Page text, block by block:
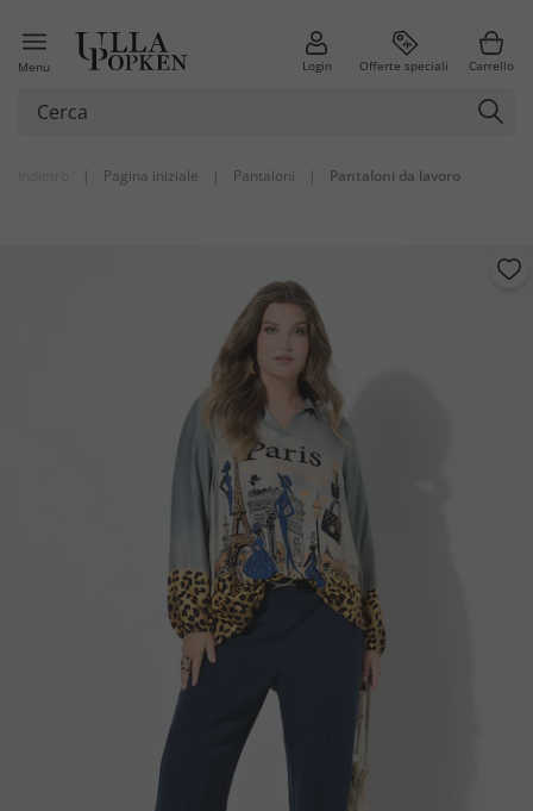
Menu Login Offerte speciali Carrello
| Pagina iniziale | Pantaloni | Pantaloni da lavoro